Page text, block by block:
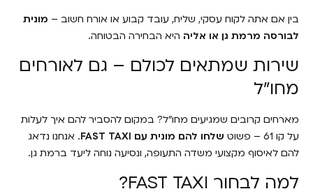
בין אם אתה לקוח עסקי, שליח, עובד קבוע או אורח חשוב –מונית
לבורסה מרמת גן או אליההיא הבחירה הבטוחה.
שירות שמתאים לכולם – גם לאורחים
מחו"ל
מארחים קרובים שמגיעים מחו"ל? במקום להסביר להם איך לעלות
על קו 61 – פשוט
שלחו להם מונית עם FAST TAXI
. אנחנו נדאג
להם לאיסוף מקצועי משדה התעופה, ונסיעה נוחה ליעד ברמת גן.
למה לבחור FAST TAXI?